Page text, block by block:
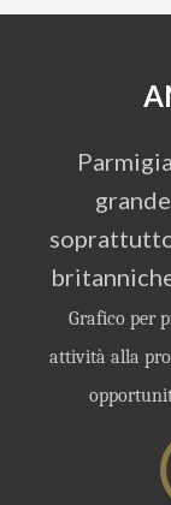
Grafico per
attività alla